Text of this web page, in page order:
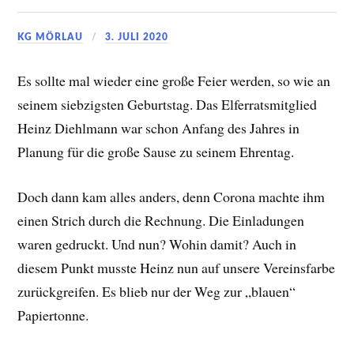
KG MÖRLAU 3. JULI 2020
Es sollte mal wieder eine große Feier werden, so wie an
seinem siebzigsten Geburtstag. Das Elferratsmitglied
Heinz Diehlmann war schon Anfang des Jahres in
Planung für die große Sause zu seinem Ehrentag.
Doch dann kam alles anders, denn Corona machte ihm
einen Strich durch die Rechnung. Die Einladungen
waren gedruckt. Und nun? Wohin damit? Auch in
diesem Punkt musste Heinz nun auf unsere Vereinsfarbe
zurückgreifen. Es blieb nur der Weg zur „blauen“
Papiertonne.